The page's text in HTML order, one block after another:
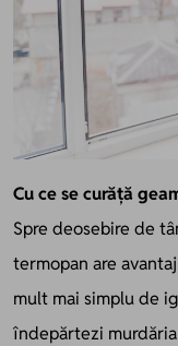
Cu ce se curăță
Spre deosebire de
termopan are
mult mai simplu de
îndepărtezi